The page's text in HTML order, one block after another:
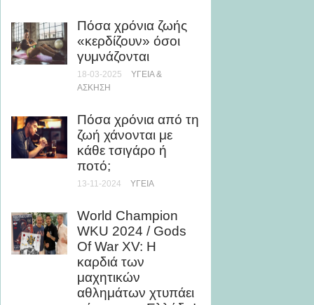
Πόσα χρόνια ζωής
«κερδίζουν» όσοι
γυμνάζονται
18-03-2025
ΥΓΕΊΑ &
ΆΣΚΗΣΗ
Πόσα χρόνια από τη
ζωή χάνονται με
κάθε τσιγάρο ή
ποτό;
13-11-2024 ΥΓΕΊΑ
World Champion
WKU 2024 / Gods
Of War XV: Η
καρδιά των
μαχητικών
αθλημάτων χτυπάει